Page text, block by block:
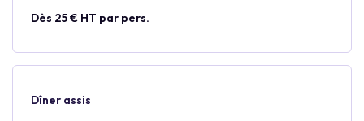
Dès 25 € HT par pers.
Dîner assis